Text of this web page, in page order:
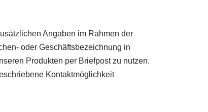
Angaben im Rahmen der
oder Geschäftsbezeichnung in
Produkten per Briefpost zu nutzen.
Kontaktmöglichkeit